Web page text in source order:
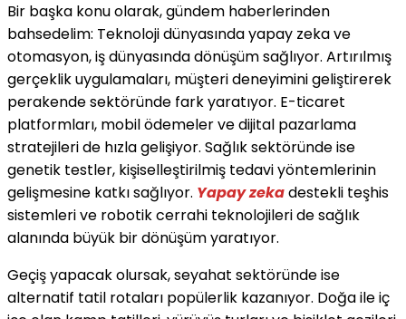
Bir başka konu olarak, gündem haberlerinden
bahsedelim: Teknoloji dünyasında yapay zeka ve
otomasyon, iş dünyasında dönüşüm sağlıyor. Artırılmış
gerçeklik uygulamaları, müşteri deneyimini geliştirerek
perakende sektöründe fark yaratıyor. E-ticaret
platformları, mobil ödemeler ve dijital pazarlama
stratejileri de hızla gelişiyor. Sağlık sektöründe ise
genetik testler, kişiselleştirilmiş tedavi yöntemlerinin
gelişmesine katkı sağlıyor. Yapay zekadestekli teşhis
sistemleri ve robotik cerrahi teknolojileri de sağlık
alanında büyük bir dönüşüm yaratıyor.
Geçiş yapacak olursak, seyahat sektöründe ise
alternatif tatil rotaları popülerlik kazanıyor. Doğa ile iç